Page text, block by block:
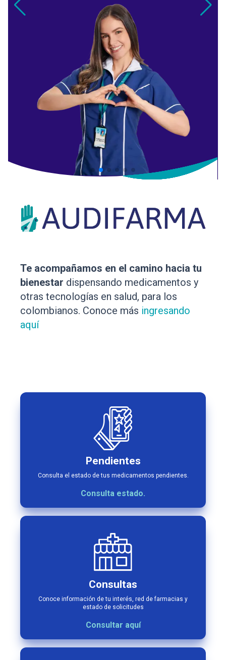
Te acompañamos en el camino hacia tu
bienestar dispensando medicamentos y
otras tecnologías en salud, para los
colombianos. Conoce más ingresando
aquí
Pendientes
Consulta el estado de tus medicamentos pendientes.
Consulta estado.
Consultas
Conoce información de tu interés, red de farmacias y
estado de solicitudes
Consultar aquí